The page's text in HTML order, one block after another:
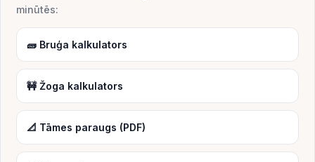
minūtēs:
🧱 Bruģa kalkulators
🚧 Žoga kalkulators
📐 Tāmes paraugs (PDF)